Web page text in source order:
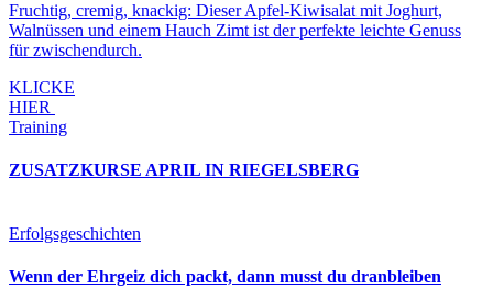
Fruchtig, cremig, knackig: Dieser Apfel-Kiwisalat mit Joghurt,
Walnüssen und einem Hauch Zimt ist der perfekte leichte Genuss
für zwischendurch.
KLICKE
HIER
Training
ZUSATZKURSE APRIL IN RIEGELSBERG
Erfolgsgeschichten
Wenn der Ehrgeiz dich packt, dann musst du dranbleiben